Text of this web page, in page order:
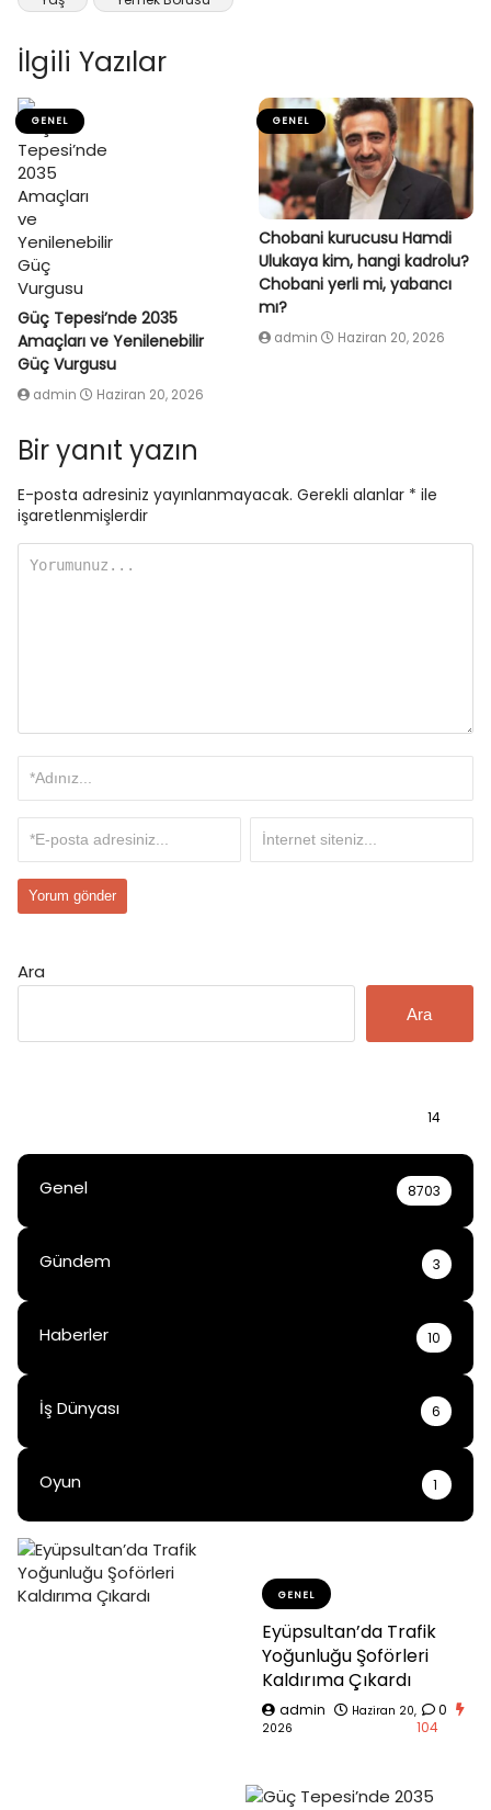
İlgili Yazılar
GENEL
Güç Tepesi’nde 2035
Amaçları ve Yenilenebilir
Güç Vurgusu
admin Haziran 20, 2026
GENEL
Chobani kurucusu Hamdi
Ulukaya kim, hangi kadrolu?
Chobani yerli mi, yabancı
mı?
admin Haziran 20, 2026
Bir yanıt yazın
E-posta adresiniz yayınlanmayacak. Gerekli alanlar * ile
işaretlenmişlerdir
Ara
Ara
14
Genel 8703
Gündem 3
Haberler 10
İş Dünyası 6
Oyun 1
GENEL
Eyüpsultan’da Trafik
Yoğunluğu Şoförleri
Kaldırıma Çıkardı
admin
Haziran 20,
2026
0
104